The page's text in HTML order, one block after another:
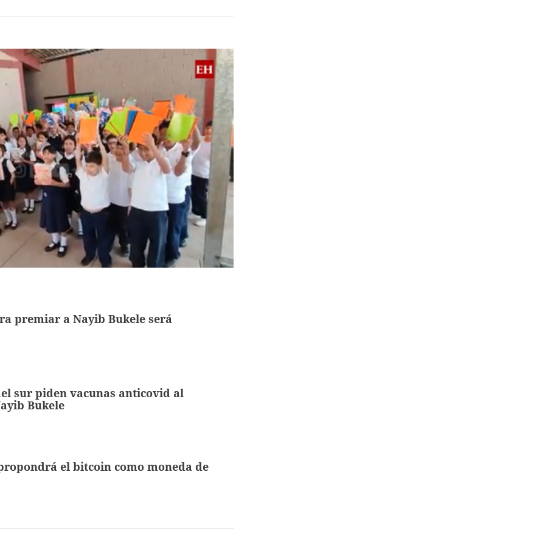
premiar a Nayib Bukele será
sur piden vacunas anticovid al
Bukele
el bitcoin como moneda de